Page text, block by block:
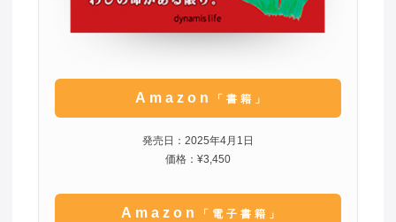
Amazon 「書籍」
発売日：2025年4月1日
価格：¥3,450
Amazon 「電子書籍」